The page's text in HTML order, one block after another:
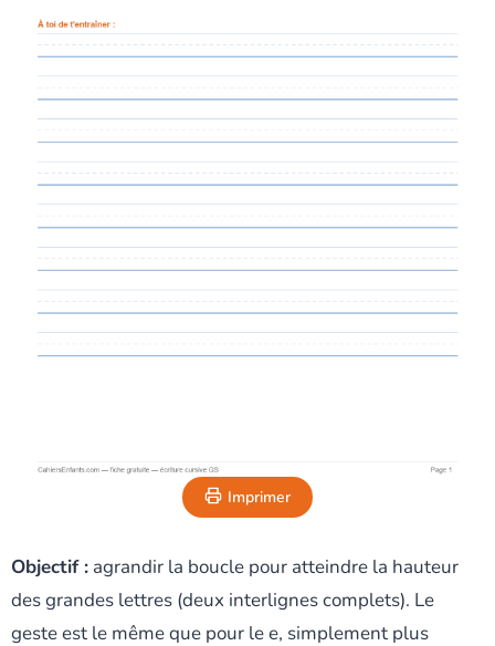
Imprimer
Objectif : agrandir la boucle pour atteindre la hauteur
des grandes lettres (deux interlignes complets). Le
geste est le même que pour le e, simplement plus